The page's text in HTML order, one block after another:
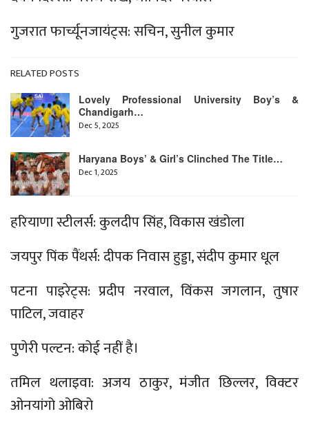
गुजरात फार्च्यूनजायंट्स: सचिन, सुनील कुमार
RELATED POSTS
Lovely Professional University Boy’s &
Chandigarh…
Dec 5, 2025
Haryana Boys’ & Girl’s Clinched The Title…
Dec 1, 2025
हरियाणा स्टीलर्स: कुलदीप सिंह, विकास खंडोला
जयपुर पिंक पैंथर्स: दीपक निवास हुड्डा, संदीप कुमार धूल
पटना पाइरेट्स: प्रदीप नरवाल, विंकस जगलान, तुषार
पाटिल, जवाहर
पुणेरी पल्टन: कोई नहीं है।
तमिल थलाइवा: अजय ठाकुर, मंजीत छिल्लर, विक्टर
ओनयांगो ओबिरो